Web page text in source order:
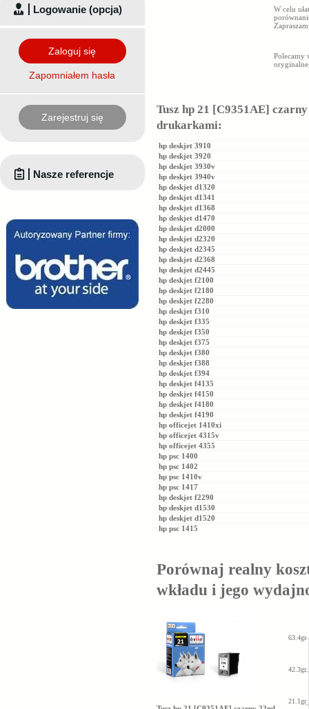
W celu
Polecamy
Tusz hp 21 [C9351AE]
drukarkami:
hp deskjet 3910
hp deskjet 3920
hp deskjet 3930v
hp deskjet 3940v
hp deskjet d1320
hp deskjet d1341
hp deskjet d1368
hp deskjet d1470
hp deskjet d2000
hp deskjet d2320
hp deskjet d2345
hp deskjet d2368
hp deskjet d2445
hp deskjet f2100
hp deskjet f2180
hp deskjet f2280
hp deskjet f310
hp deskjet f335
hp deskjet f350
hp deskjet f375
hp deskjet f380
hp deskjet f388
hp deskjet f394
hp deskjet f4135
hp deskjet f4150
hp deskjet f4180
hp deskjet f4190
hp officejet 1410xi
hp officejet 4315v
hp officejet 4355
hp psc 1400
hp psc 1402
hp psc 1410v
hp psc 1417
hp deskjet f2290
hp deskjet d1530
hp deskjet d1520
hp psc 1415
Porównaj realny
wkładu i jego
63.4gr
42.3gr
21.1gr
Logowanie (opcja)
Zaloguj się
Zapomniałem hasła
Zarejestruj się
Nasze referencje